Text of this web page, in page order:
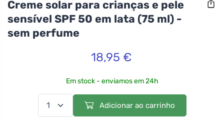
Creme solar para crianças e pele
sensível SPF 50 em lata (75 ml) -
sem perfume
18,95 €
Em stock - enviamos em 24h
Adicionar ao carrinho